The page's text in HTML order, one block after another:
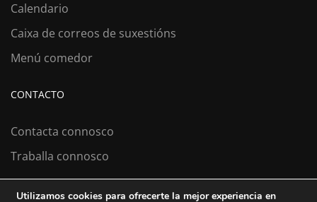
Calendario
Caixa de correos de suxestións
Menú comedor
CONTACTO
Contacta connosco
Traballa connosco
Utilizamos cookies para ofrecerte la mejor experiencia en